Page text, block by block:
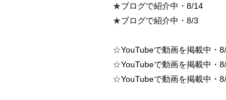
★ブログで紹介中・8/14
★ブログで紹介中・8/3
☆YouTubeで動画を掲載中・
☆YouTubeで動画を掲載中・
☆YouTubeで動画を掲載中・